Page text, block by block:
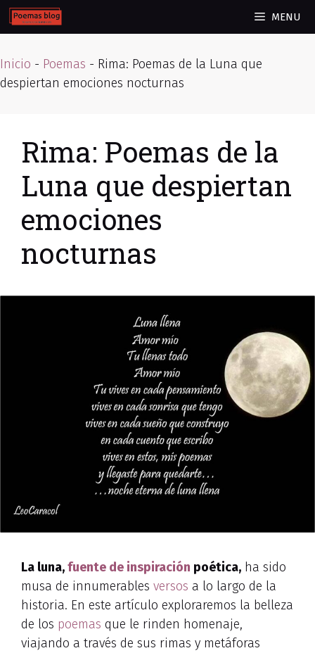
Skip
to
MENU
Inicio - Poemas - Rima: Poemas de la Luna que
despiertan emociones nocturnas
Rima: Poemas de la
Luna que despiertan
emociones
nocturnas
La luna,fuente de inspiración poética, ha sido
musa de innumerables versos a lo largo de la
historia. En este artículo exploraremos la belleza
de los poemas que le rinden homenaje,
viajando a través de sus rimas y metáforas